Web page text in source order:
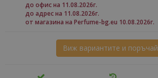
до офис на 11.08.2026г.
до адрес на 11.08.2026г.
от магазина на Perfume-bg.eu 10.08.2026г.
Виж вариантите и поръчай